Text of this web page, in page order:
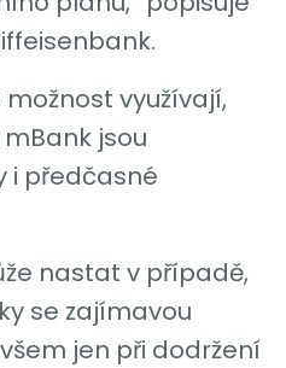
využívají,
jsou
i předčasné
nastat v případě,
se zajímavou
jen při dodržení